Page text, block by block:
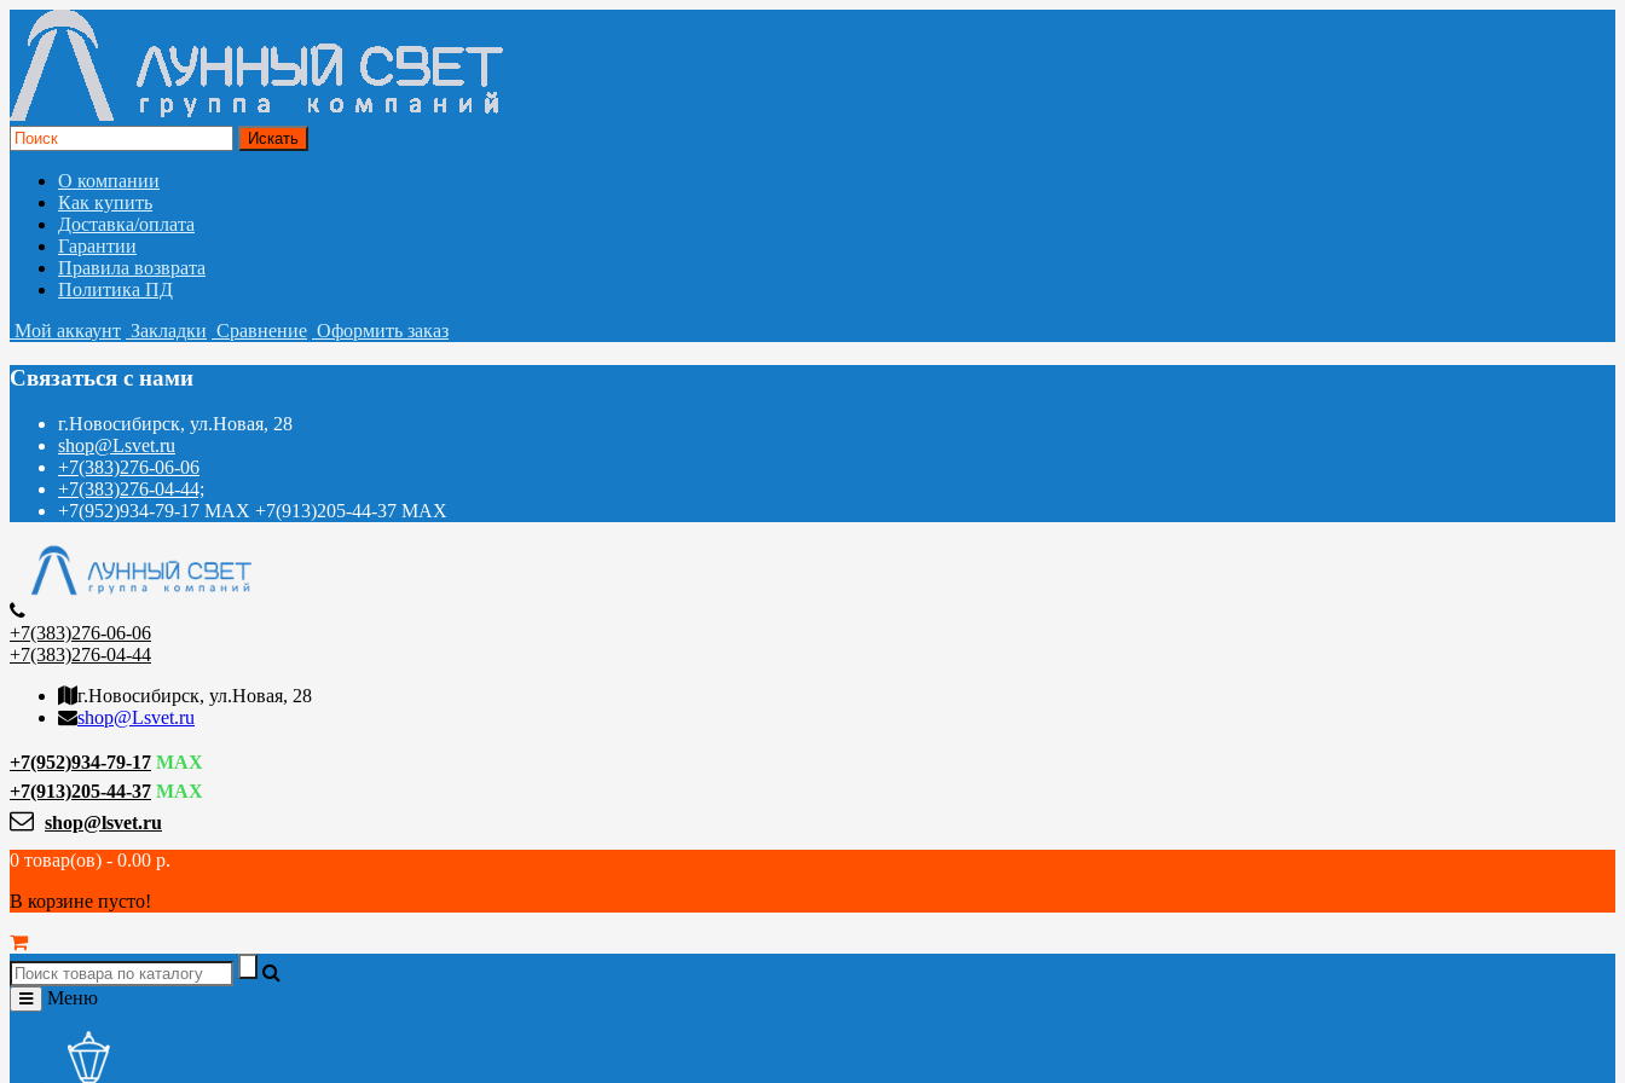
О компании
Как купить
Доставка/оплата
Гарантии
Правила возврата
Политика ПД
Мой аккаунт Закладки Сравнение Оформить заказ
Связаться с нами
г.Новосибирск, ул.Новая, 28
shop@Lsvet.ru
+7(383)276-06-06
+7(383)276-04-44;
+7(952)934-79-17 MAX +7(913)205-44-37 MAX
+7(383)276-06-06
+7(383)276-04-44
г.Новосибирск, ул.Новая, 28
shop@Lsvet.ru
+7(952)934-79-17 MAX
+7(913)205-44-37 MAX
shop@lsvet.ru
0 товар(ов) - 0.00 р.
В корзине пусто!
Меню